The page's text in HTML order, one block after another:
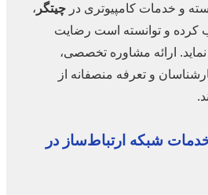
و خدمات کامپیوتری در چیتگر،
و توانسته است رضایت
ارائه مشاوره تخصصی،
و تعرفه منصفانه از
شبکهارتباط‌ساز در